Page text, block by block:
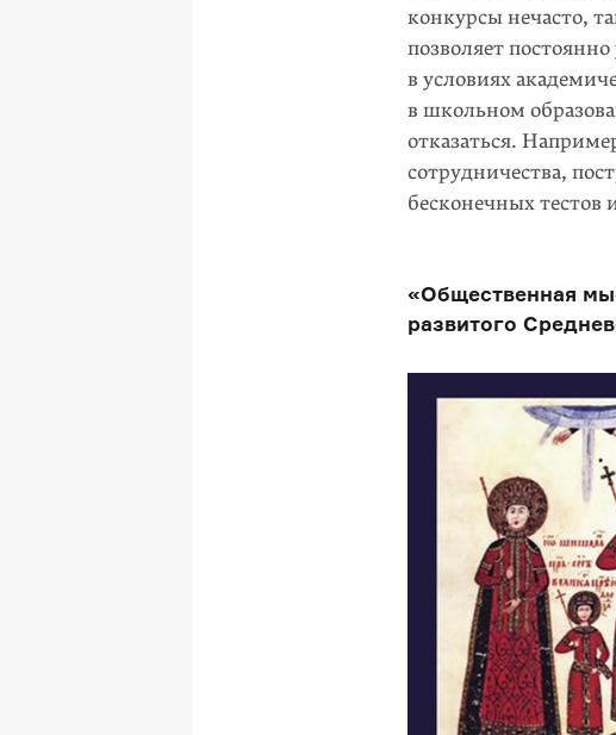
конкурсы нечасто,
позволяет
в условиях
в школьном
отказаться.
сотрудничества,
бесконечных тестов
«Общественная
развитого